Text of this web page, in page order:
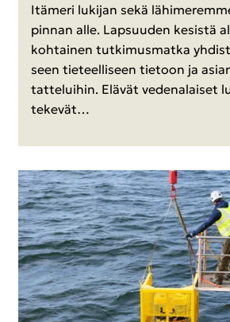
Itä­me­ri lu­ki­jan sekä
pin­nan alle. Lap­suu­den ke­sis­tä
koh­tai­nen tut­ki­mus­mat­ka
seen tie­teel­li­seen tie­toon ja
tat­te­lui­hin. Elä­vät ve­de­na­lai­set
te­ke­vät…